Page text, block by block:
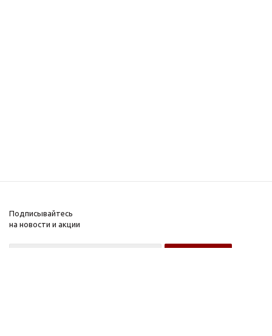
Подписывайтесь
на новости и акции